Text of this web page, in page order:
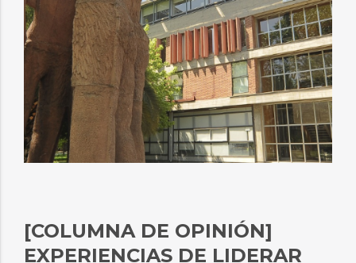
[COLUMNA DE OPINIÓN]
EXPERIENCIAS DE LIDERAR